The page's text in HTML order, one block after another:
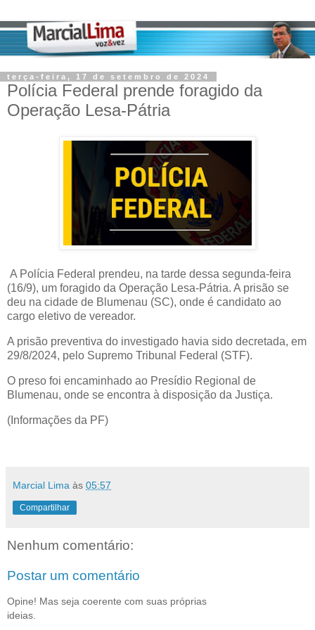
terça-feira, 17 de setembro de 2024
Polícia Federal prende foragido da
Operação Lesa-Pátria
A Polícia Federal prendeu, na tarde dessa segunda-feira
(16/9), um foragido da Operação Lesa-Pátria. A prisão se
deu na cidade de Blumenau (SC), onde é candidato ao
cargo eletivo de vereador.
A prisão preventiva do investigado havia sido decretada, em
29/8/2024, pelo Supremo Tribunal Federal (STF).
O preso foi encaminhado ao Presídio Regional de
Blumenau, onde se encontra à disposição da Justiça.
(Informações da PF)
Marcial Lima às 05:57
Compartilhar
Nenhum comentário:
Postar um comentário
Opine! Mas seja coerente com suas próprias
ideias.